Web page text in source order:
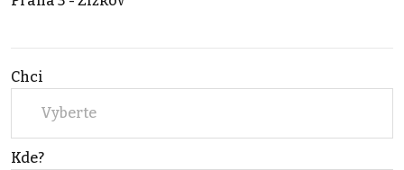
Chci
Vyberte
Kde?